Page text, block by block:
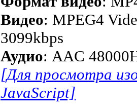
Видео: MPEG4
3099kbps
Аудио: AAC
[Для просмотра
JavaScript]